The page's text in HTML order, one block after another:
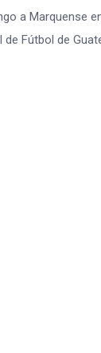
a Marquense
Fútbol de